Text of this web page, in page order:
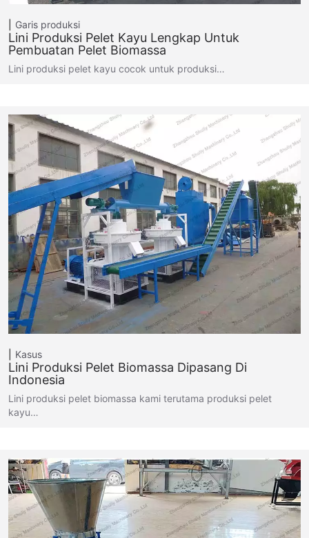
Garis produksi
Lini Produksi Pelet Kayu Lengkap Untuk
Pembuatan Pelet Biomassa
Lini produksi pelet kayu cocok untuk produksi…
Kasus
Lini Produksi Pelet Biomassa Dipasang Di
Indonesia
Lini produksi pelet biomassa kami terutama produksi pelet
kayu…